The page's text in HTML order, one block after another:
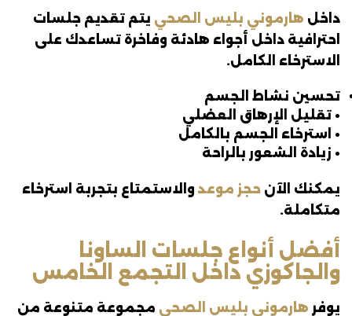
داخل هارموني بليس الصحي يتم تقديم جلسات
احترافية داخل أجواء هادئة وفاخرة تساعدك على
الاسترخاء الكامل.
تحسين نشاط الجسم
• تقليل الإرهاق العضلي
• استرخاء الجسم بالكامل
• زيادة الشعور بالراحة
يمكنك الآن حجز موعد والاستمتاع بتجربة استرخاء
متكاملة.
أفضل أنواع جلسات الساونا
والجاكوزي داخل التجمع الخامس
يوفر هارموني بليس الصحي مجموعة متنوعة من